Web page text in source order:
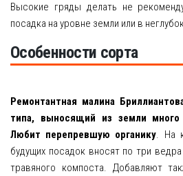
Высокие гряды делать не
посадка на уровне земли или в
Особенности сорта
Ремонтантная малина
типа, выносящий из земли
Любит перепревшую органику. На
будущих посадок вносят по три
травяного компоста. Добавляют